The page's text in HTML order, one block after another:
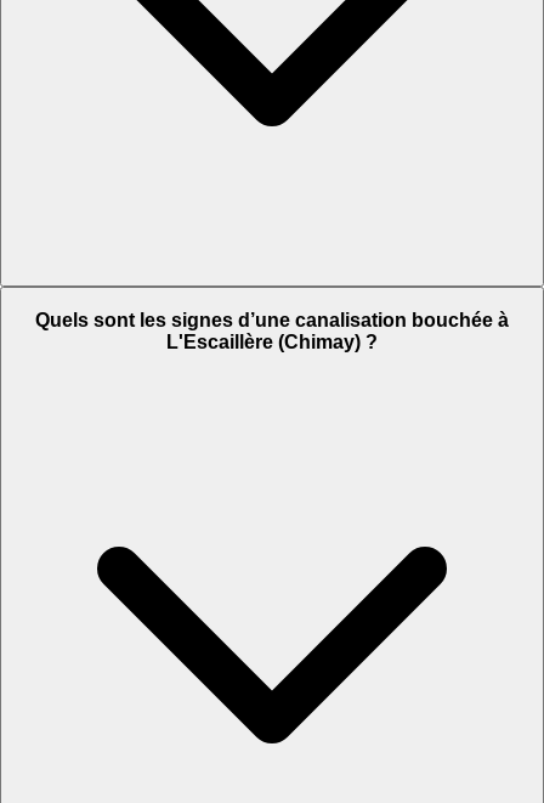
Quels sont les signes d’une canalisation bouchée à
L'Escaillère (Chimay) ?